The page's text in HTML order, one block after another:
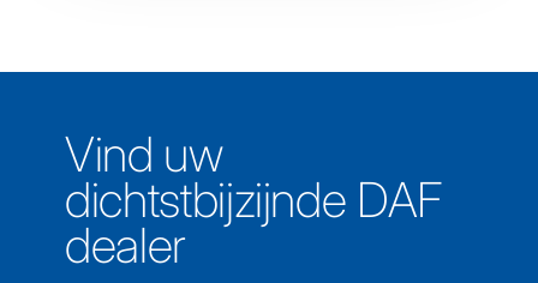
Vind uw
dichtstbijzijnde DAF
dealer